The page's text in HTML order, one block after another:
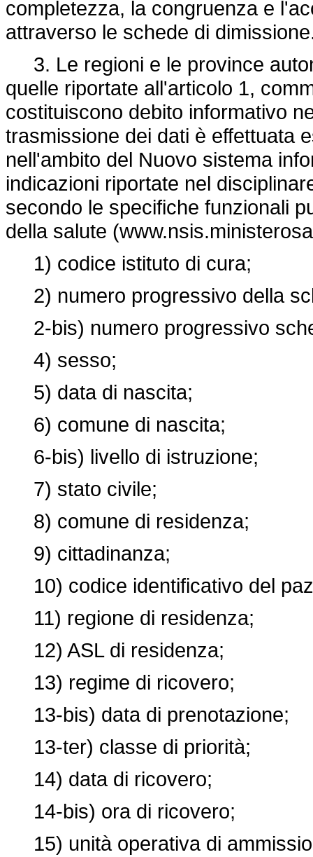
completezza, la congruenza e
attraverso le schede di
3. Le regioni e le province
quelle riportate all'articolo 1,
costituiscono debito informativo
trasmissione dei dati è effettuata
nell'ambito del Nuovo sistema
indicazioni riportate nel
secondo le specifiche funzionali
della salute
1) codice istituto di cura;
2) numero progressivo della
2-bis) numero progressivo
4) sesso;
5) data di nascita;
6) comune di nascita;
6-bis) livello di istruzione;
7) stato civile;
8) comune di residenza;
9) cittadinanza;
10) codice identificativo del
11) regione di residenza;
12) ASL di residenza;
13) regime di ricovero;
13-bis) data di prenotazione;
13-ter) classe di priorità;
14) data di ricovero;
14-bis) ora di ricovero;
15) unità operativa di